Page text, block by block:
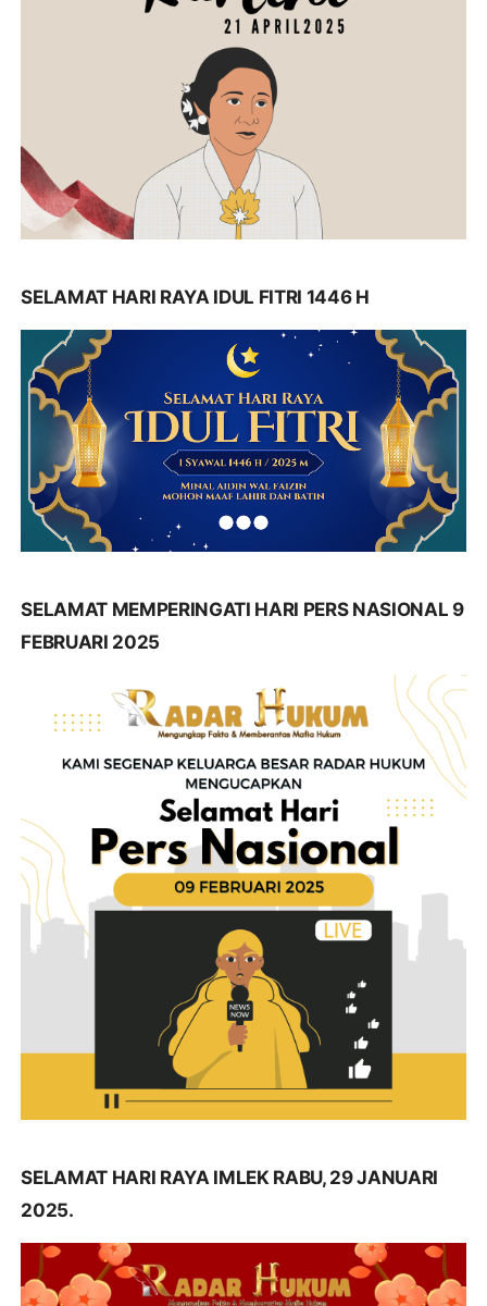
SELAMAT HARI RAYA IDUL FITRI 1446 H
SELAMAT MEMPERINGATI HARI PERS NASIONAL 9
FEBRUARI 2025
SELAMAT HARI RAYA IMLEK RABU, 29 JANUARI
2025.